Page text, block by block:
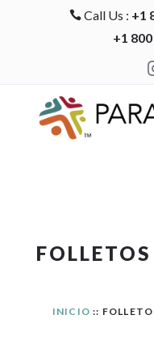
 Call Us : +1
+1
FOLLETOS
INICIO ::